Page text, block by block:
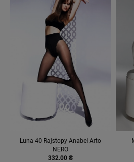
Luna 40 Rajstopy Anabel Arto
NERO
332.00 ₴